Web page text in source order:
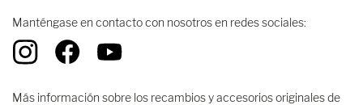
Manténgase en contacto con nosotros en redes sociales:
Más información sobre los recambios y accesorios originales de